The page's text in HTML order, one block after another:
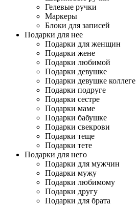
Гелевые ручки
Маркеры
Блоки для записей
Подарки для нее
Подарки для женщин
Подарки жене
Подарки любимой
Подарки девушке
Подарки девушке коллеге
Подарки подруге
Подарки сестре
Подарки маме
Подарки бабушке
Подарки свекрови
Подарки теще
Подарки тете
Подарки для него
Подарки для мужчин
Подарки мужу
Подарки любимому
Подарки другу
Подарки для брата